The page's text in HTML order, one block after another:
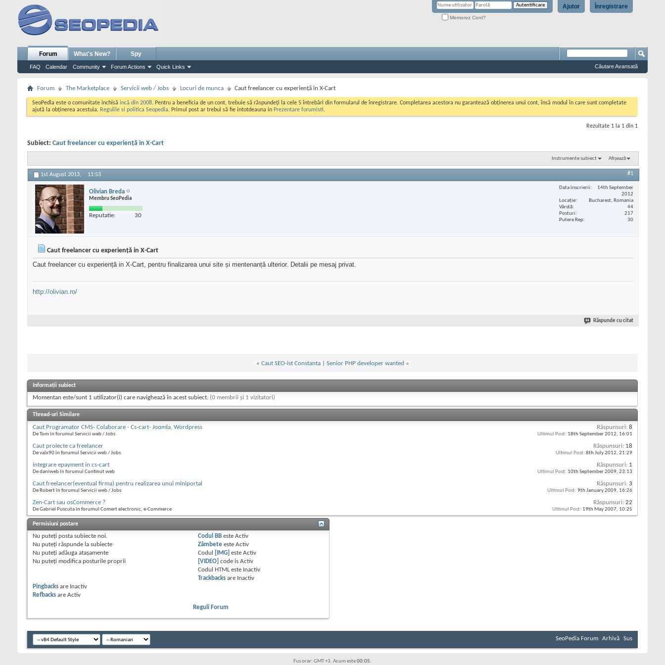
Înregistrare
Ajutor
Memorez Cont?
Forum
FAQ Calendar Community Forum Actions Quick Links
What's New? Spy
Căutare Avansată
Forum The Marketplace Servicii web / Jobs Locuri de munca Caut freelancer cu experiență in X-Cart
SeoPedia este o comunitate inchisă incă din 2008. Pentru a beneficia de un cont, trebuie să răspundeți la cele 5 întrebări din formularul de înregistrare. Completarea acestora nu garantează obținerea unui cont, însă modul în care sunt completate
ajută la obținerea acestuia. Regulile si politica Seopedia. Primul post ar trebui să fie intotdeauna in Prezentare forumisti.
Rezultate 1 la 1 din 1
Subiect: Caut freelancer cu experiență in X-Cart
Instrumente subiect Afișează
1st August 2013, 11:53 #1
Olivian Breda
Membru SeoPedia
Reputatie: 30
Data înscrierii
14th September
2012
Locaţie
Bucharest, Romania
Vârstă
44
Posturi
217
Putere Rep
30
Caut freelancer cu experiență in X-Cart
Caut freelancer cu experiență in X-Cart, pentru finalizarea unui site și mentenanță ulterior. Detalii pe mesaj privat.
http://olivian.ro/
Răspunde cu citat
« Caut SEO-ist Constanta| Senior PHP developer wanted »
Informații subiect
Momentan este/sunt 1 utilizator(i) care navighează în acest subiect. (0 membrii și 1 vizitatori)
Thread-uri Similare
Caut Programator CMS- Colaborare - Cs-cart- Joomla, Wordpress
De Tom în forumul Servicii web / Jobs
Răspunsuri: 8
Ultimul Post: 18th September 2012, 16:01
Caut proiecte ca freelancer
De valx90 în forumul Servicii web / Jobs
Răspunsuri: 18
Ultimul Post: 8th July 2012, 21:29
integrare epayment in cs-cart
De daniweb în forumul Continut web
Răspunsuri: 1
Ultimul Post: 10th September 2009, 23:13
Caut freelancer(eventual firma) pentru realizarea unui miniportal
De Robert în forumul Servicii web / Jobs
Răspunsuri: 3
Ultimul Post: 9th January 2009, 16:26
Zen-Cart sau osCommerce ?
De Gabriel Puscuta în forumul Comert electronic, e-Commerce
Răspunsuri: 22
Ultimul Post: 19th May 2007, 10:25
Permisiuni postare
Nu puteţi posta subiecte noi.
Nu puteţi răspunde la subiecte
Nu puteţi adăuga ataşamente
Nu puteţi modifica posturile proprii
Codul BB esteActiv
Zâmbete esteActiv
Codul
[IMG] esteActiv
[VIDEO] code isActiv
Codul HTML este Inactiv
Trackbacks are Inactiv
Pingbacks are Inactiv
Refbacks are Activ
Reguli Forum
SeoPedia Forum Arhivă Sus
Fus orar: GMT +3. Acum este00:05.